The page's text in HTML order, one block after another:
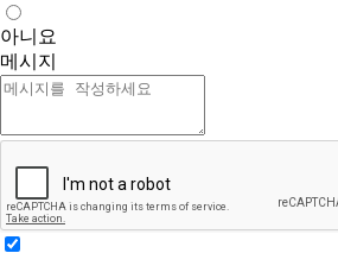
아니요
메시지